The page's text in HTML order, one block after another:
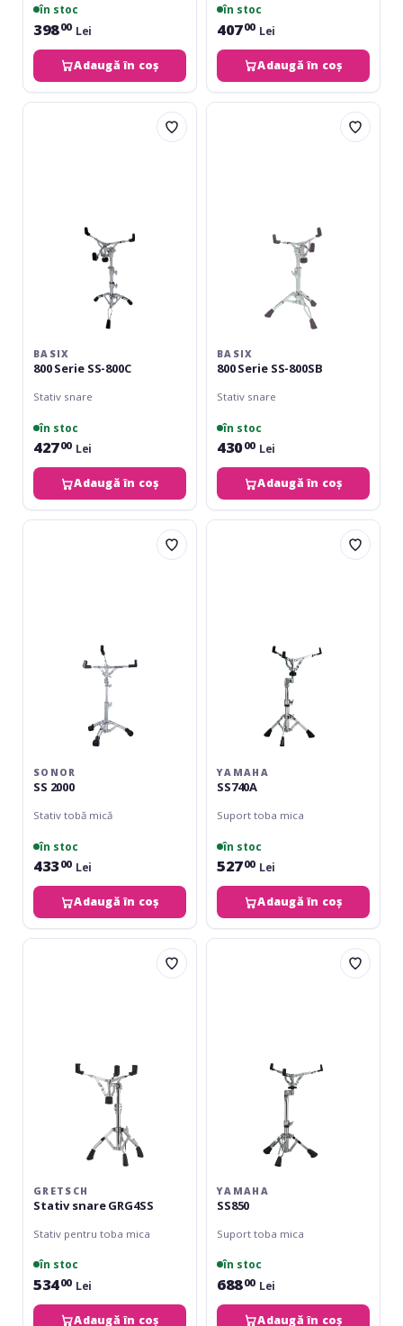
în stoc
39800 Lei
Adaugă în coș
în stoc
40700 Lei
Adaugă în coș
Basix
BASIX
800 Serie SS-800C
Stativ snare
în stoc
42700 Lei
Adaugă în coș
Basix
BASIX
800 Serie SS-800SB
Stativ snare
în stoc
43000 Lei
Adaugă în coș
Sonor
SONOR
SS 2000
Stativ tobă mică
în stoc
43300 Lei
Adaugă în coș
Yamaha
YAMAHA
SS740A
Suport toba mica
în stoc
52700 Lei
Adaugă în coș
Gretsch
GRETSCH
Stativ snare GRG4SS
Stativ pentru toba mica
în stoc
53400 Lei
Adaugă în coș
Yamaha
YAMAHA
SS850
Suport toba mica
în stoc
68800 Lei
Adaugă în coș